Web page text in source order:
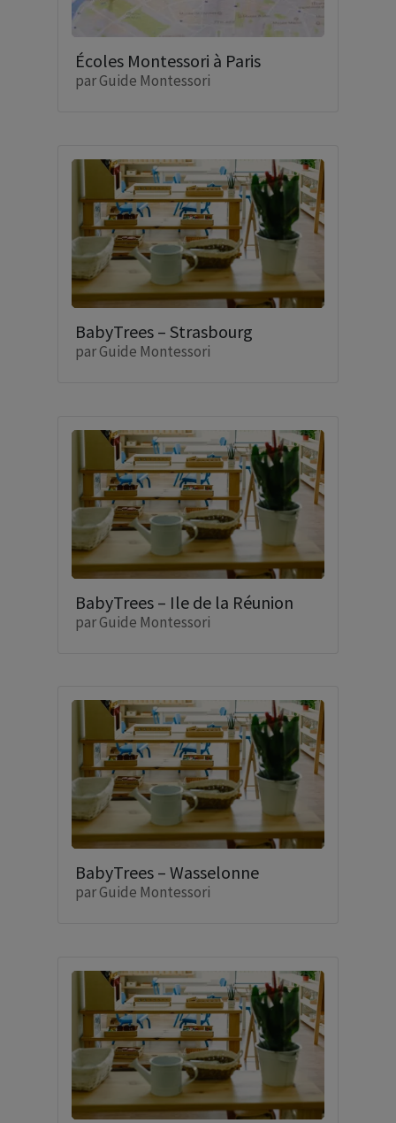
Écoles Montessori à Paris
parGuide Montessori
BabyTrees – Strasbourg
parGuide Montessori
BabyTrees – Ile de la Réunion
parGuide Montessori
BabyTrees – Wasselonne
parGuide Montessori